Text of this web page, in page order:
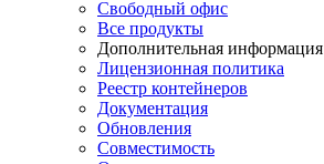
Свободный офис
Все продукты
Дополнительная информация
Лицензионная политика
Реестр контейнеров
Документация
Обновления
Совместимость